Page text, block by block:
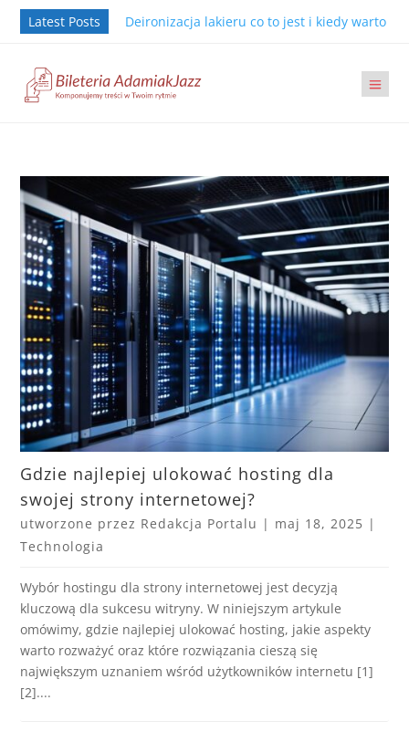
Latest Posts Deironizacja lakieru co to jest i kiedy warto ją
Gdzie najlepiej ulokować hosting dla
swojej strony internetowej?
utworzone przez Redakcja Portalu | maj 18, 2025 |
Technologia
Wybór hostingu dla strony internetowej jest decyzją
kluczową dla sukcesu witryny. W niniejszym artykule
omówimy, gdzie najlepiej ulokować hosting, jakie aspekty
warto rozważyć oraz które rozwiązania cieszą się
największym uznaniem wśród użytkowników internetu [1]
[2]....